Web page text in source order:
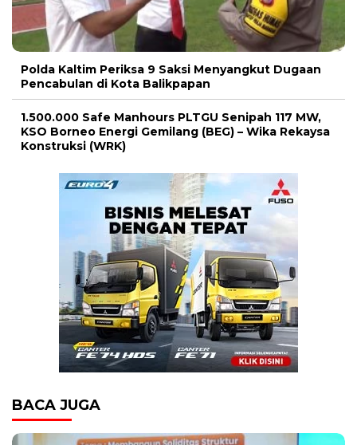
Polda Kaltim Periksa 9 Saksi Menyangkut Dugaan
Pencabulan di Kota Balikpapan
1.500.000 Safe Manhours PLTGU Senipah 117 MW,
KSO Borneo Energi Gemilang (BEG) – Wika Rekaysa
Konstruksi (WRK)
BACA JUGA